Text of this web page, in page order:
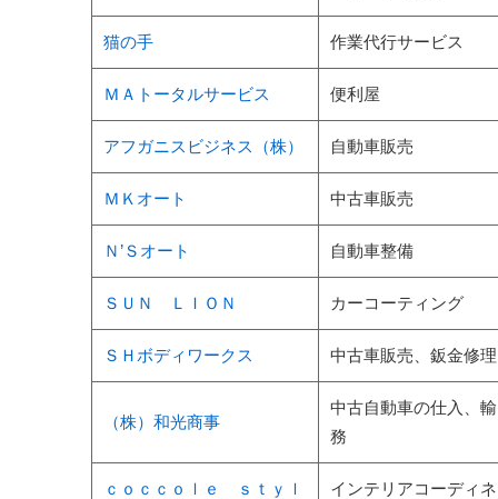
猫の手 作業代行サービス
ＭＡトータルサービス 便利屋
アフガニスビジネス（株） 自動車販売
ＭＫオート 中古車販売
Ｎ’Ｓオート 自動車整備
ＳＵＮ ＬＩＯＮ カーコーティング
ＳＨボディワークス 中古車販売、鈑金修理
（株）和光商事
中古自動車の仕入、
務
ｃｏｃｃｏｌｅ ｓｔｙｌ
インテリアコーディ